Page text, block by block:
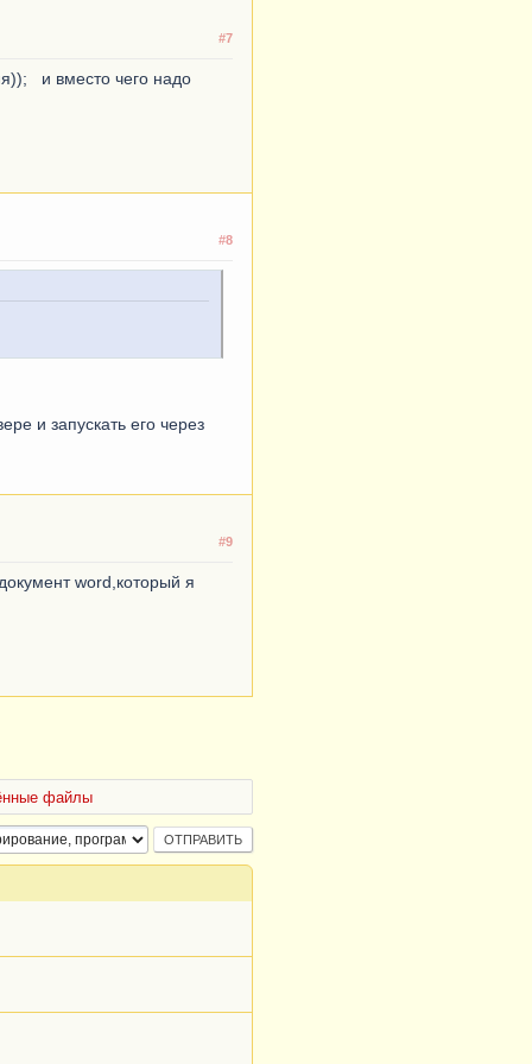
#7
и вместо чего надо
#8
и запускать его через
#9
word,который я
файлы